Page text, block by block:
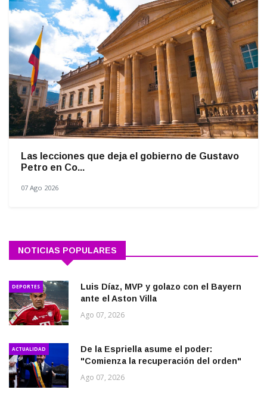
Las lecciones que deja el gobierno de Gustavo
Petro en Co...
07 Ago 2026
NOTICIAS POPULARES
DEPORTES
Luis Díaz, MVP y golazo con el Bayern
ante el Aston Villa
Ago 07, 2026
ACTUALIDAD
De la Espriella asume el poder:
"Comienza la recuperación del orden"
Ago 07, 2026